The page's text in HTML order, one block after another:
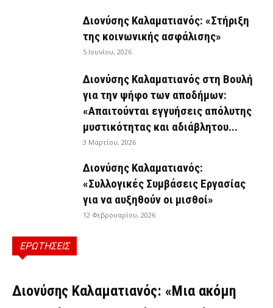
Διονύσης Καλαματιανός: «Στήριξη
της κοινωνικής ασφάλισης»
5 Ιουνίου, 2026
Διονύσης Καλαματιανός στη Βουλή
για την ψήφο των αποδήμων:
«Απαιτούνται εγγυήσεις απόλυτης
μυστικότητας και αδιάβλητου...
3 Μαρτίου, 2026
Διονύσης Καλαματιανός:
«Συλλογικές Συμβάσεις Εργασίας
για να αυξηθούν οι μισθοί»
12 Φεβρουαρίου, 2026
ΕΡΩΤΗΣΕΙΣ
ΕΡΩΤΉΣΕΙΣ
Διονύσης Καλαματιανός: «Μια ακόμη